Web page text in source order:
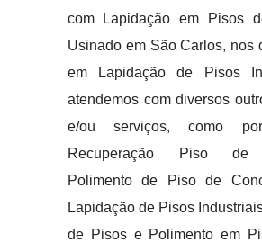
com Lapidação em Pisos
Usinado em São Carlos, nos
em Lapidação de Pisos
atendemos com diversos
e/ou serviços, como
Recuperação Piso de
Polimento de Piso de
Lapidação de Pisos
de Pisos e Polimento em